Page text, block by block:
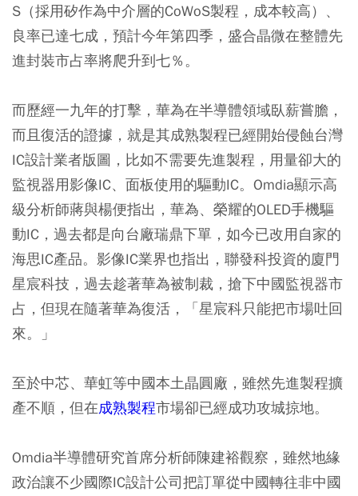
S（採用矽作為中介層的CoWoS製程，成本較高）、
良率已達七成，預計今年第四季，盛合晶微在整體先
進封裝市占率將爬升到七％。
而歷經一九年的打擊，華為在半導體領域臥薪嘗膽，
而且復活的證據，就是其成熟製程已經開始侵蝕台灣
IC設計業者版圖，比如不需要先進製程，用量卻大的
監視器用影像IC、面板使用的驅動IC。Omdia顯示高
級分析師蔣與楊便指出，華為、榮耀的OLED手機驅
動IC，過去都是向台廠瑞鼎下單，如今已改用自家的
海思IC產品。影像IC業界也指出，聯發科投資的廈門
星宸科技，過去趁著華為被制裁，搶下中國監視器市
占，但現在隨著華為復活，「星宸科只能把市場吐回
來。」
至於中芯、華虹等中國本土晶圓廠，雖然先進製程擴
產不順，但在成熟製程市場卻已經成功攻城掠地。
Omdia半導體研究首席分析師陳建裕觀察，雖然地緣
政治讓不少國際IC設計公司把訂單從中國轉往非中國